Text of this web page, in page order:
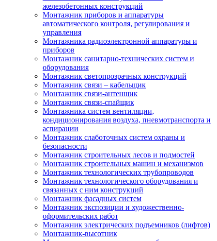
железобетонных конструкций
Монтажник приборов и аппаратуры
автоматического контроля, регулирования и
управления
Монтажника радиоэлектронной аппаратуры и
приборов
Монтажник санитарно-технических систем и
оборудования
Монтажник светопрозрачных конструкций
Монтажник связи – кабельщик
Монтажник связи-антенщик
Монтажник связи-спайщик
Монтажника систем вентиляции,
кондиционирования воздуха, пневмотранспорта и
аспирации
Монтажник слаботочных систем охраны и
безопасности
Монтажник строительных лесов и подмостей
Монтажник строительных машин и механизмов
Монтажник технологических трубопроводов
Монтажник технологического оборудования и
связанных с ним конструкций
Монтажник фасадных систем
Монтажник экспозиции и художественно-
оформительских работ
Монтажник электрических подъемников (лифтов)
Монтажник-высотник